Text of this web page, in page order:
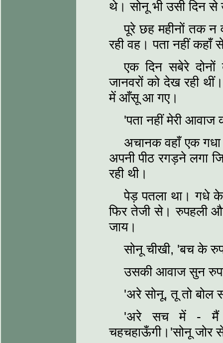
थे। सोनू भी उसी दिन से
पूरे छह महीनों तक न
रही वह। पता नहीं
एक दिन सबेरे
जानवरों को देख रही
में आँसू आ गए।
'पता नहीं मेरी आवाज
अचानक वहाँ एक
अपनी पीठ रगड़ने लगा
रही थी।
पेड़ पतला था। गधे के
फिर तेजी से। रुपहली
जाय।
सोनू चीखी, 'बच के
उसकी आवाज सुन
'अरे सोनू, तू तो बोल
'अरे सच में - मैं
चहचहाऊँगी।'सोनू जोर